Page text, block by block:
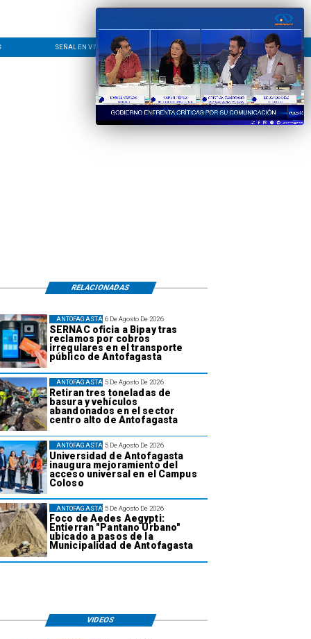
SEÑAL EN VIVO CONTACTO LÍNEA EDITORIAL
6 De Agosto De 2026
SERNAC oficia a Bipay tras
reclamos por cobros
irregulares en el transporte
público de Antofagasta
ANTOFAGASTA
5 De Agosto De 2026
Retiran tres toneladas de
basura y vehículos
abandonados en el sector
centro alto de Antofagasta
ANTOFAGASTA
5 De Agosto De 2026
Universidad de Antofagasta
inaugura mejoramiento del
acceso universal en el Campus
Coloso
ANTOFAGASTA
5 De Agosto De 2026
Foco de Aedes Aegypti:
Entierran "Pantano Urbano"
ubicado a pasos de la
Municipalidad de Antofagasta
ANTOFAGASTA
RELACIONADAS
VIDEOS